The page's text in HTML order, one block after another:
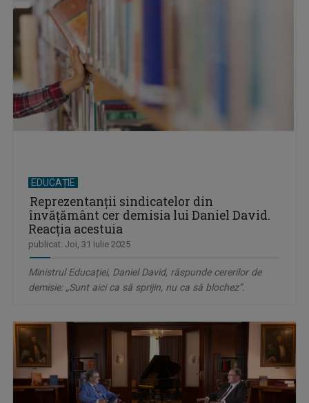
EDUCAȚIE
Reprezentanţii sindicatelor din
învăţământ cer demisia lui Daniel David.
Reacția acestuia
publicat: Joi, 31 Iulie 2025
Ministrul Educației, Daniel David, răspunde cererilor de
demisie: „Sunt aici ca să sprijin, nu ca să blochez”.